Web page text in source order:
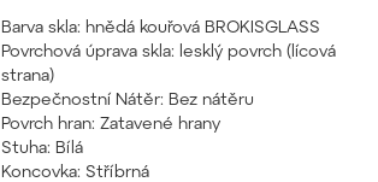
Barva skla: hnědá kouřová BROKISGLASS
Povrchová úprava skla: lesklý povrch (lícová
strana)
Bezpečnostní Nátěr: Bez nátěru
Povrch hran: Zatavené hrany
Stuha: Bílá
Koncovka: Stříbrná